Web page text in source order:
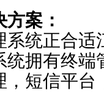
案：
系统正合
统拥有终
，短信平